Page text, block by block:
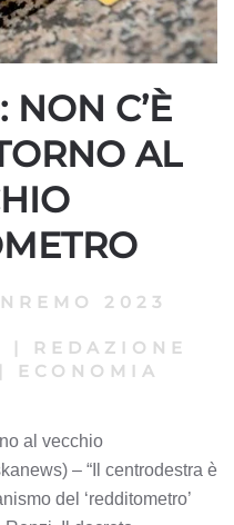
NON C’È
AL
2023
REDAZIONE
ECONOMIA
al vecchio
– “Il centrodestra è
del ‘redditometro’